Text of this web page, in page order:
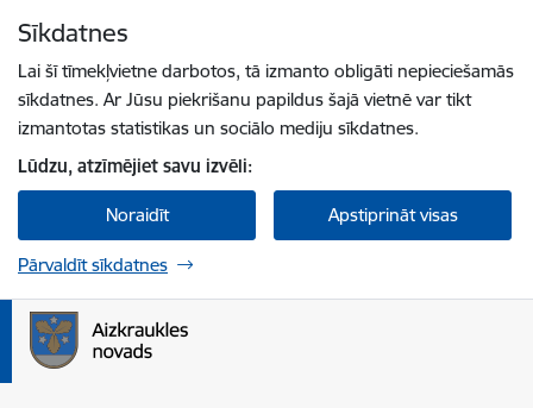
Sīkdatnes
Lai šī tīmekļvietne darbotos, tā izmanto obligāti nepieciešamās
sīkdatnes. Ar Jūsu piekrišanu papildus šajā vietnē var tikt
izmantotas statistikas un sociālo mediju sīkdatnes.
Lūdzu, atzīmējiet savu izvēli:
Noraidīt Apstiprināt visas
Pārvaldīt sīkdatnes